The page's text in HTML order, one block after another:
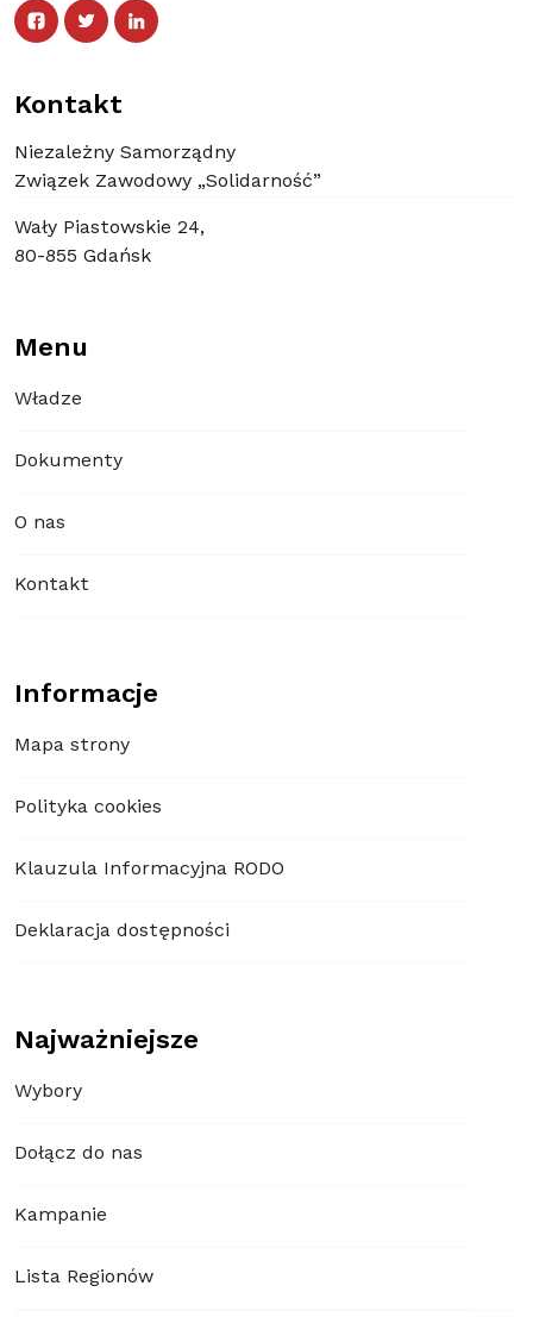
Facebook Facebook
TwitterTwitter
Linked In
Kontakt
Niezależny Samorządny
Związek Zawodowy „Solidarność”
Wały Piastowskie 24,
80-855 Gdańsk
Menu
Władze
Dokumenty
O nas
Kontakt
Informacje
Mapa strony
Polityka cookies
Klauzula Informacyjna RODO
Deklaracja dostępności
Najważniejsze
Wybory
Dołącz do nas
Kampanie
Lista Regionów